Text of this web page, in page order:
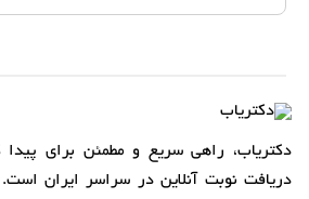
دکتریاب، راهی سریع و مطمئن برای
دریافت نوبت آنلاین در سراسر ایران